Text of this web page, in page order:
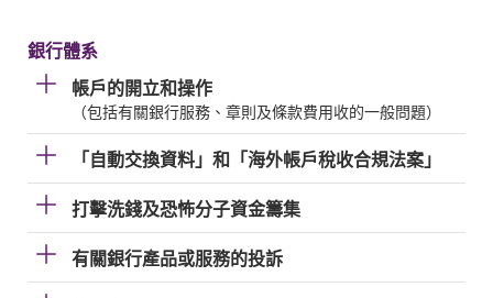
銀行體系
帳戶的開立和操作
（包括有關銀行服務、章則及條款費用收的一般問題）
「自動交換資料」和「海外帳戶稅收合規法案」
打擊洗錢及恐怖分子資金籌集
有關銀行產品或服務的投訴